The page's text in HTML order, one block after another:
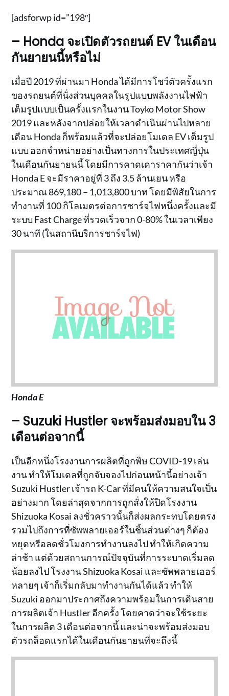
[adsforwp id=”198″]
– Honda จะเปิดตัวรถยนต์ EV ในเดือน
กันยายนนี้หรือไม่
เมื่อปี 2019 ที่ผ่านมา Honda ได้มีการโชว์ตัวครั้งแรก
ของรถยนต์ที่นั่งส่วนบุคคลในรูปแบบพลังงานไฟฟ้า
เต็มรูปแบบเป็นครั้งแรกในงาน Toyko Motor Show
2019 และหลังจากปล่อยให้เวลาดำเนินผ่านไปหลาย
เดือน Honda ก็พร้อมแล้วที่จะปล่อยโมเดล EV เต็มรูป
แบบ ออกจำหน่ายอย่างเป็นทางการในประเทศญี่ปุ่น
ในเดือนกันยายนนี้ โดยมีการคาดเดาราคากันว่าเจ้า
Honda E จะมีราคาอยู่ที่ 3 ถึง 3.5 ล้านเยน หรือ
ประมาณ 869,180 – 1,013,800 บาท โดยมีพิสัยในการ
ทำงานที่ 100 กิโลเมตรต่อการชาร์จไฟหนึ่งครั้งและมี
ระบบ Fast Charge ที่รวดเร็วจาก 0-80% ในเวลาเพียง
30 นาที (ในสถานีบริการชาร์จไฟ)
Honda E
– Suzuki Hustler จะพร้อมส่งมอบใน 3
เดือนต่อจากนี้
เป็นอีกหนึ่งโรงงานการผลิตที่ถูกพิษ COVID-19 เล่น
งาน ทำให้โมเดลที่ถูกจับจองไปก่อนหน้านี้อย่างเจ้า
Suzuki Hustler เจ้ารถ K-Car ที่มีคนให้ความสนใจเป็น
อย่างมาก โดยล่าสุดจากการถูกสั่งให้ปิดโรงงาน
Shizuoka Kosai ลงชั่วคราวนั้นก็ส่งผลกระทบโดยตรง
รวมไปถึงการที่ซัพพลายเออร์ในชิ้นส่วนต่างๆ ก็ต้อง
หยุดหรือลดชั่วโมงการทำงานลงไป ทำให้เกิดความ
ล่าช้า แต่ด้วยสถานการณ์ปัจจุบันที่การระบาดเริ่มลด
น้อยลงไป โรงงาน Shizuoka Kosai และซัพพลายเออร์
หลายๆ เจ้าก็เริ่มกลับมาทำงานกันได้แล้ว ทำให้
Suzuki ออกมาประกาศถึงความพร้อมในการเดินสาย
การผลิตเจ้า Hustler อีกครั้ง โดยคาดว่าจะใช้ระยะ
ในการผลิต 3 เดือนต่อจากนี้ และน่าจะพร้อมส่งมอบ
ตัวรถล็อดแรกได้ในเดือนกันยายนที่จะถึงนี้